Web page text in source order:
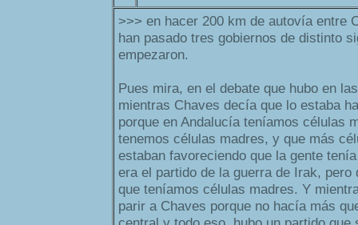
>>> en hacer 200 km de autovía entre
han pasado tres gobiernos de distinto
empezaron.
Pues mira, en el debate que hubo en
mientras Chaves decía que lo estaba
porque en Andalucía teníamos células
tenemos células madres, y que más
estaban favoreciendo que la gente
era el partido de la guerra de Irak, pero
que teníamos células madres. Y
parir a Chaves porque no hacía más